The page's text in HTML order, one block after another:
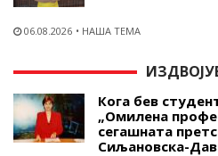
06.08.2026 НАША ТЕМА
Кога бев
„Омилена
сегашната
Сиљановска-